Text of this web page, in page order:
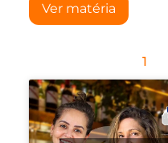
Ver matéria
1